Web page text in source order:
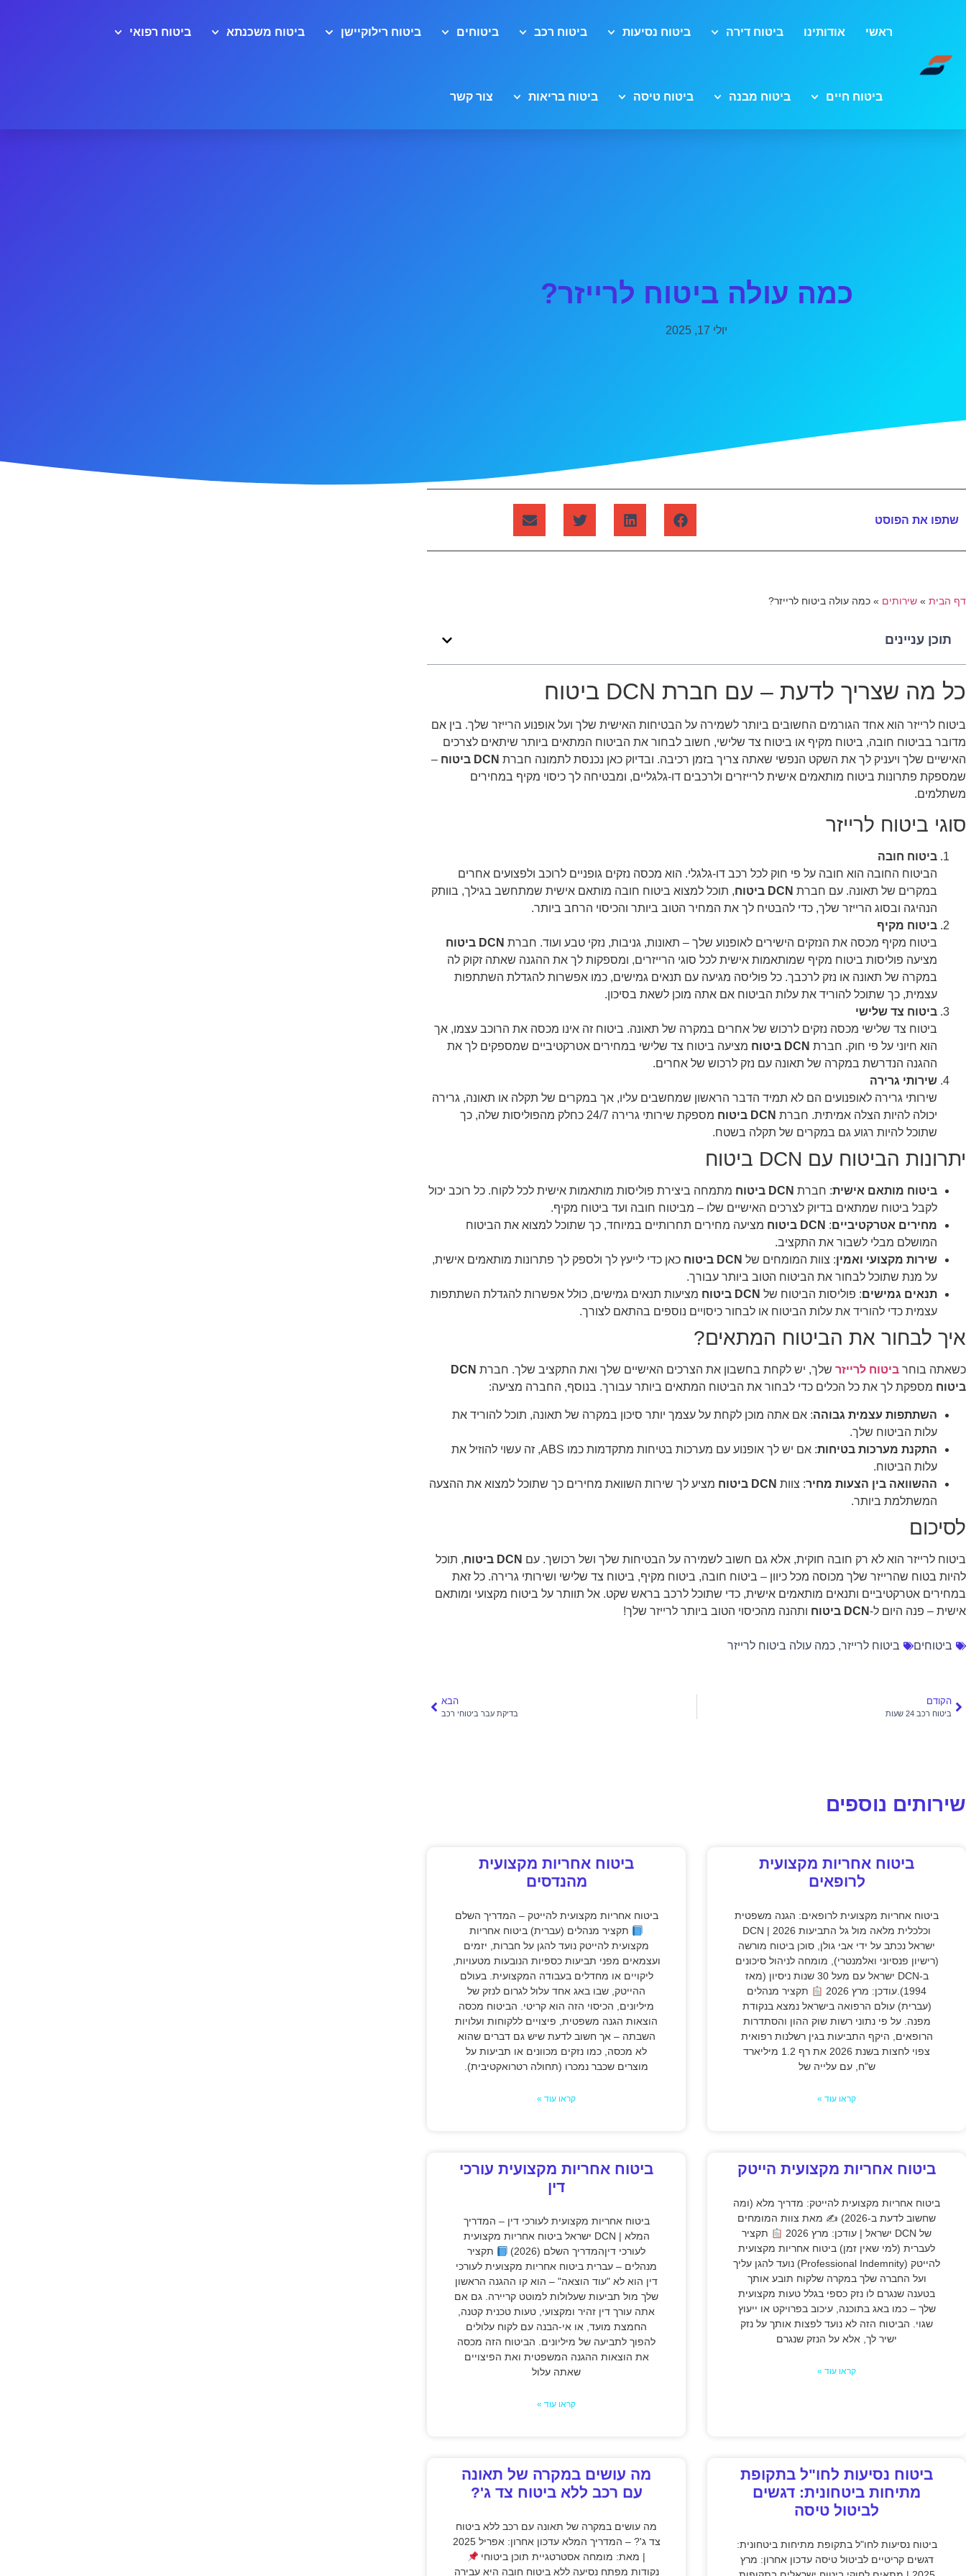
ראשי אודותינו ביטוח דירה ביטוח נסיעות ביטוח רכב ביטוחים ביטוח רילוקיישן ביטוח משכנתא ביטוח רפואי
ביטוח חיים ביטוח מבנה ביטוח טיסה ביטוח בריאות צור קשר
כמה עולה ביטוח לרייזר?
יולי 17, 2025
שתפו את הפוסט
דף הבית » שירותים » כמה עולה ביטוח לרייזר?
תוכן עניינים
כל מה שצריך לדעת – עם חברת DCN ביטוח
ביטוח לרייזר הוא אחד הגורמים החשובים ביותר לשמירה על הבטיחות האישית שלך ועל אופנוע הרייזר שלך. בין אם
מדובר בביטוח חובה, ביטוח מקיף או ביטוח צד שלישי, חשוב לבחור את הביטוח המתאים ביותר שיתאים לצרכים
האישיים שלך ויעניק לך את השקט הנפשי שאתה צריך בזמן רכיבה. ובדיוק כאן נכנסת לתמונה חברת DCN ביטוח
–
שמספקת פתרונות ביטוח מותאמים אישית לרייזרים ולרכבים דו-גלגליים, ומבטיחה לך כיסוי מקיף במחירים
משתלמים.
סוגי ביטוח לרייזר
ביטוח חובה
הביטוח החובה הוא חובה על פי חוק לכל רכב דו-גלגלי. הוא מכסה נזקים גופניים לרוכב ולפצועים אחרים
במקרים של תאונה. עם חברת DCN ביטוח
, תוכל למצוא ביטוח חובה מותאם אישית שמתחשב בגילך, בוותק
הנהיגה ובסוג הרייזר שלך, כדי להבטיח לך את המחיר הטוב ביותר והכיסוי הרחב ביותר.
ביטוח מקיף
ביטוח מקיף מכסה את הנזקים הישירים לאופנוע שלך – תאונות, גניבות, נזקי טבע ועוד. חברת DCN ביטוח
מציעה פוליסות ביטוח מקיף שמותאמות אישית לכל סוגי הרייזרים, ומספקות לך את ההגנה שאתה זקוק לה
במקרה של תאונה או נזק לרכבך. כל פוליסה מגיעה עם תנאים גמישים, כמו אפשרות להגדלת השתתפות
עצמית, כך שתוכל להוריד את עלות הביטוח אם אתה מוכן לשאת בסיכון.
ביטוח צד שלישי
ביטוח צד שלישי מכסה נזקים לרכוש של אחרים במקרה של תאונה. ביטוח זה אינו מכסה את הרוכב עצמו, אך
הוא חיוני על פי חוק. חברת DCN ביטוח
מציעה ביטוח צד שלישי במחירים אטרקטיביים שמספקים לך את
ההגנה הנדרשת במקרה של תאונה עם נזק לרכוש של אחרים.
שירותי גרירה
שירותי גרירה לאופנועים הם לא תמיד הדבר הראשון שמחשבים עליו, אך במקרים של תקלה או תאונה, גרירה
יכולה להיות הצלה אמיתית. חברת DCN ביטוח
מספקת שירותי גרירה 24/7 כחלק מהפוליסות שלה, כך
שתוכל להיות רגוע גם במקרים של תקלה בשטח.
יתרונות הביטוח עם DCN ביטוח
ביטוח מותאם אישית: חברת DCN ביטוח
מתמחה ביצירת פוליסות מותאמות אישית לכל לקוח. כל רוכב יכול
לקבל ביטוח שמתאים בדיוק לצרכים האישיים שלו – מביטוח חובה ועד ביטוח מקיף.
מחירים אטרקטיביים: DCN ביטוח
מציעה מחירים תחרותיים במיוחד, כך שתוכל למצוא את הביטוח
המושלם מבלי לשבור את התקציב.
שירות מקצועי ואמין: צוות המומחים של DCN ביטוח
כאן כדי לייעץ לך ולספק לך פתרונות מותאמים אישית,
על מנת שתוכל לבחור את הביטוח הטוב ביותר עבורך.
תנאים גמישים: פוליסות הביטוח של DCN ביטוח
מציעות תנאים גמישים, כולל אפשרות להגדלת השתתפות
עצמית כדי להוריד את עלות הביטוח או לבחור כיסויים נוספים בהתאם לצורך.
איך לבחור את הביטוח המתאים?
כשאתה בוחר ביטוח לרייזר שלך, יש לקחת בחשבון את הצרכים האישיים שלך ואת התקציב שלך. חברת DCN
ביטוח מספקת לך את כל הכלים כדי לבחור את הביטוח המתאים ביותר עבורך. בנוסף, החברה מציעה:
השתתפות עצמית גבוהה: אם אתה מוכן לקחת על עצמך יותר סיכון במקרה של תאונה, תוכל להוריד את
עלות הביטוח שלך.
התקנת מערכות בטיחות
: אם יש לך אופנוע עם מערכות בטיחות מתקדמות כמו ABS, זה עשוי להוזיל את
עלות הביטוח.
ההשוואה בין הצעות מחיר: צוות DCN ביטוח
מציע לך שירות השוואת מחירים כך שתוכל למצוא את ההצעה
המשתלמת ביותר.
לסיכום
ביטוח לרייזר הוא לא רק חובה חוקית, אלא גם חשוב לשמירה על הבטיחות שלך ושל רכושך. עם DCN ביטוח
, תוכל
להיות בטוח שהרייזר שלך מכוסה מכל כיוון – ביטוח חובה, ביטוח מקיף, ביטוח צד שלישי ושירותי גרירה. כל זאת
במחירים אטרקטיביים ותנאים מותאמים אישית, כדי שתוכל לרכב בראש שקט. אל תוותר על ביטוח מקצועי ומותאם
אישית – פנה היום ל-DCN ביטוח ותהנה מהכיסוי הטוב ביותר לרייזר שלך!
ביטוחים ביטוח לרייזר, כמה עולה ביטוח לרייזר
הקודם
ביטוח רכב 24 שעות
הבא
בדיקת עבר ביטוחי רכב
שירותים נוספים
ביטוח אחריות מקצועית
לרופאים
ביטוח אחריות מקצועית לרופאים: הגנה משפטית
וכלכלית מלאה מול גל התביעות 2026 | DCN
ישראל נכתב על ידי אבי גולן, סוכן ביטוח מורשה
(רישיון פנסיוני ואלמנטרי), מומחה לניהול סיכונים
ב-DCN ישראל עם מעל 30 שנות ניסיון (מאז
1994).עודכן: מרץ 2026
תקציר מנהלים
(עברית) עולם הרפואה בישראל נמצא בנקודת
מפנה. על פי נתוני רשות שוק ההון והסתדרות
הרופאים, היקף התביעות בגין רשלנות רפואית
צפוי לחצות בשנת 2026 את רף 1.2 מיליארד
ש"ח, עם עלייה של
קראו עוד »
ביטוח אחריות מקצועית
מהנדסים
ביטוח אחריות מקצועית להייטק – המדריך השלם
תקציר מנהלים (עברית) ביטוח אחריות
מקצועית להייטק נועד להגן על חברות, יזמים
ועצמאים מפני תביעות כספיות הנובעות מטעויות,
ליקויים או מחדלים בעבודה המקצועית. בעולם
ההייטק, שבו באג אחד עלול לגרום לנזק של
מיליונים, הכיסוי הזה הוא קריטי. הביטוח מכסה
הוצאות הגנה משפטית, פיצויים ללקוחות ועלויות
השבתה – אך חשוב לדעת שיש גם דברים שהוא
לא מכסה, כמו נזקים מכוונים או תביעות על
מוצרים שכבר נמכרו (תחולה רטרואקטיבית).
קראו עוד »
ביטוח אחריות מקצועית הייטק
ביטוח אחריות מקצועית להייטק: מדריך מלא (ומה
שחשוב לדעת ב-2026) ✍
מאת צוות המומחים
של DCN ישראל | עודכן: מרץ 2026
תקציר
לעברית (למי שאין זמן) ביטוח אחריות מקצועית
להייטק (Professional Indemnity) נועד להגן עליך
ועל החברה שלך במקרה שלקוח תובע אותך
בטענה שנגרם לו נזק כספי בגלל טעות מקצועית
שלך – כמו באג בתוכנה, עיכוב בפרויקט או ייעוץ
שגוי. הביטוח הזה לא נועד לפצות אותך על נזק
ישיר לך, אלא על הנזק שנגרם
קראו עוד »
ביטוח אחריות מקצועית עורכי
דין
ביטוח אחריות מקצועית לעורכי דין – המדריך
המלא | DCN ישראל ביטוח אחריות מקצועית
לעורכי דיןהמדריך השלם (2026)
תקציר
מנהלים – עברית ביטוח אחריות מקצועית לעורכי
דין הוא לא "עוד הוצאה" – הוא קו ההגנה הראשון
שלך מול תביעות שעלולות למוטט קריירה. גם אם
אתה עורך דין זהיר ומקצועי, טעות טכנית קטנה,
החמצת מועד, או אי-הבנה עם לקוח עלולים
להפוך לתביעה של מיליונים. הביטוח הזה מכסה
את הוצאות ההגנה המשפטית ואת הפיצויים
שאתה עלול
קראו עוד »
ביטוח נסיעות לחו"ל בתקופת
מתיחות ביטחונית: דגשים
לביטול טיסה
ביטוח נסיעות לחו"ל בתקופת מתיחות ביטחונית:
דגשים קריטיים לביטול טיסה עדכון אחרון: מרץ
מה עושים במקרה של תאונה
עם רכב ללא ביטוח צד ג'?
מה עושים במקרה של תאונה עם רכב ללא ביטוח
צד ג'? – המדריך המלא עדכון אחרון: אפריל 2025
| מאת: מומחה אסטרטגיית תוכן ביטוחי
נקודות מפתח נסיעה ללא ביטוח חובה היא עבירה